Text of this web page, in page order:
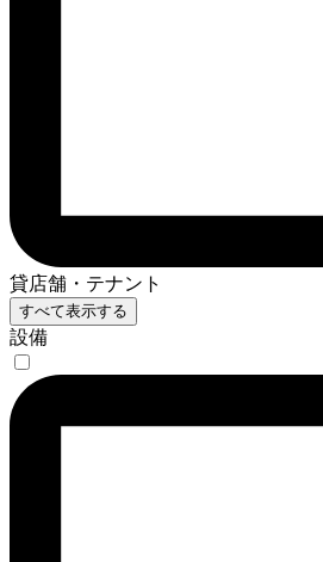
貸店舗・テナント
すべて表示する
設備